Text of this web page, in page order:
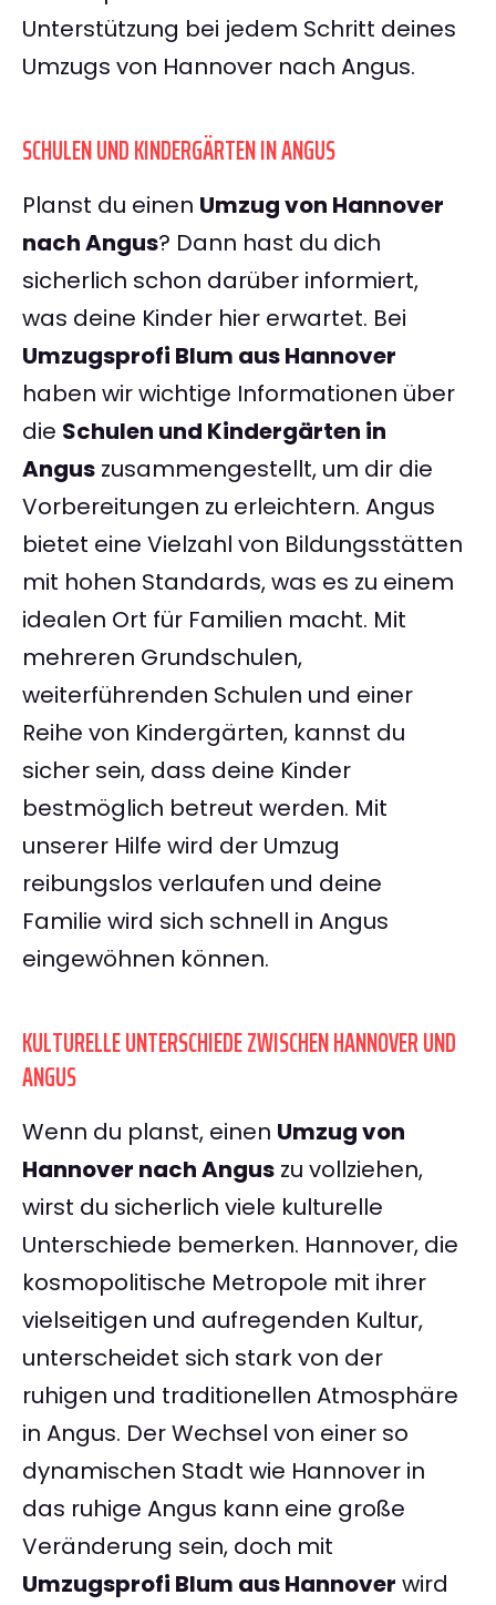
Unterstützung bei jedem Schritt deines
Umzugs von Hannover nach Angus.
SCHULEN UND KINDERGÄRTEN IN ANGUS
Planst du einen Umzug von Hannover
nach Angus? Dann hast du dich
sicherlich schon darüber informiert,
was deine Kinder hier erwartet. Bei
Umzugsprofi Blum aus Hannover
haben wir wichtige Informationen über
die Schulen und Kindergärten in
Angus zusammengestellt, um dir die
Vorbereitungen zu erleichtern. Angus
bietet eine Vielzahl von Bildungsstätten
mit hohen Standards, was es zu einem
idealen Ort für Familien macht. Mit
mehreren Grundschulen,
weiterführenden Schulen und einer
Reihe von Kindergärten, kannst du
sicher sein, dass deine Kinder
bestmöglich betreut werden. Mit
unserer Hilfe wird der Umzug
reibungslos verlaufen und deine
Familie wird sich schnell in Angus
eingewöhnen können.
KULTURELLE UNTERSCHIEDE ZWISCHEN HANNOVER UND
ANGUS
Wenn du planst, einen Umzug von
Hannover nach Angus zu vollziehen,
wirst du sicherlich viele kulturelle
Unterschiede bemerken. Hannover, die
kosmopolitische Metropole mit ihrer
vielseitigen und aufregenden Kultur,
unterscheidet sich stark von der
ruhigen und traditionellen Atmosphäre
in Angus. Der Wechsel von einer so
dynamischen Stadt wie Hannover in
das ruhige Angus kann eine große
Veränderung sein, doch mit
Umzugsprofi Blum aus Hannover wird